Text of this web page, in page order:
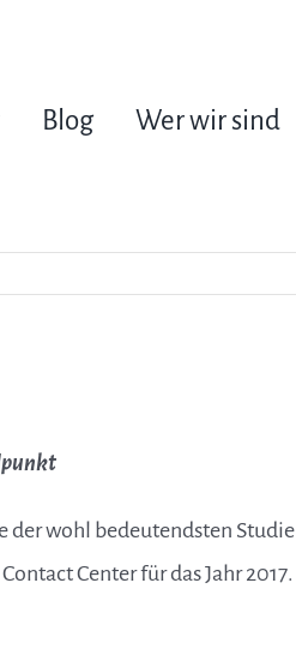
Blog Wer wir sind
der wohl bedeutendsten
Center für das Jahr